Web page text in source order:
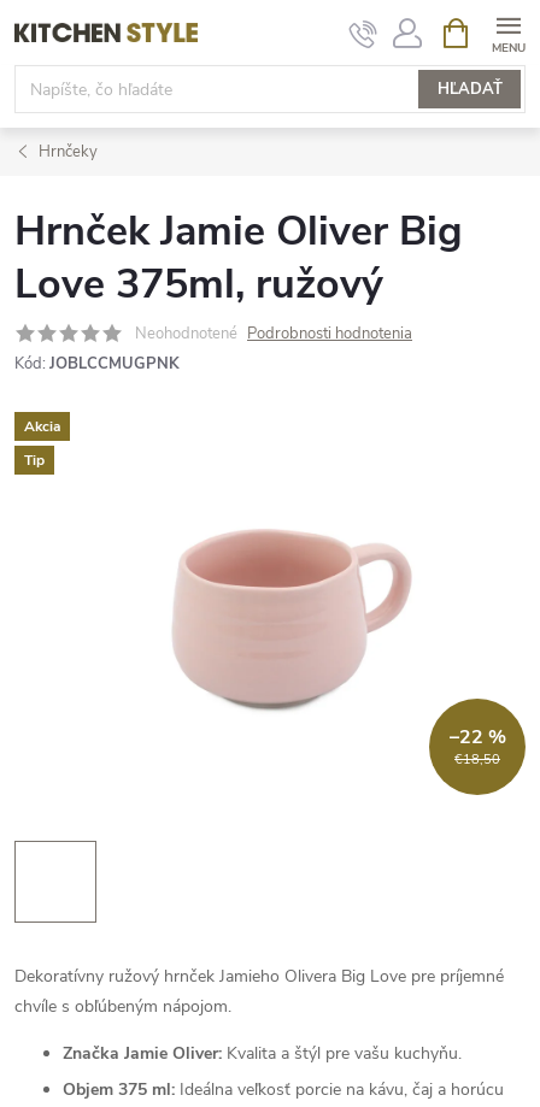
na
obsah
HĽADAŤ
KOŠÍK
Hrnčeky
Hrnček Jamie Oliver Big
Love 375ml, ružový
Neohodnotené Podrobnosti hodnotenia
Kód: JOBLCCMUGPNK
Akcia
Tip
€18,50
–22 %
Dekoratívny ružový hrnček Jamieho Olivera Big Love pre príjemné
chvíle s obľúbeným nápojom.
Značka Jamie Oliver: Kvalita a štýl pre vašu kuchyňu.
Objem 375 ml: Ideálna veľkosť porcie na kávu, čaj a horúcu